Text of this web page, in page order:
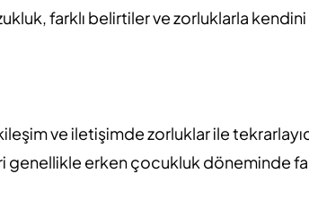
farklı belirtiler ve zorluklarla kendini
ve iletişimde zorluklar ile
genellikle erken çocukluk döneminde